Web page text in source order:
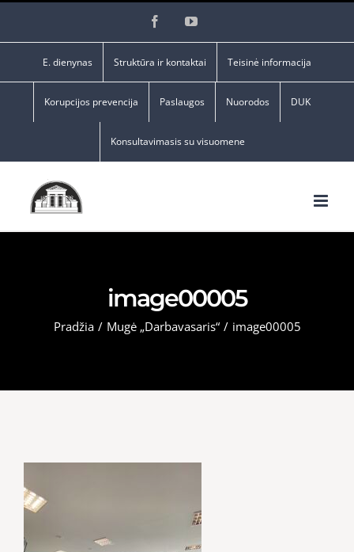
FacebookYouTube
E. dienynas Struktūra ir kontaktai Teisinė informacija
Korupcijos prevencija Paslaugos Nuorodos DUK
Konsultavimasis su visuomene
image00005
Pradžia / Mugė „Darbavasaris“ / image00005